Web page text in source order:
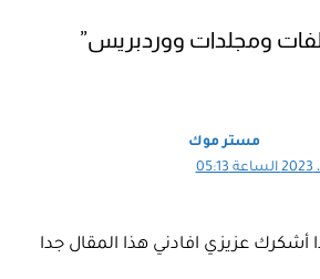
مستر موك
أشكرك عزيزي افادني هذا المقال جدا